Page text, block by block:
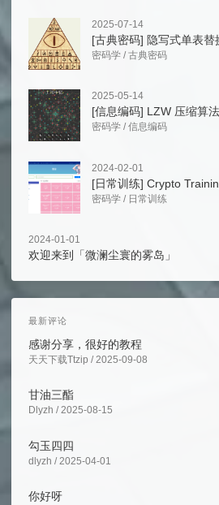
2025-07-14
[古典密码] 隐写式单表替
密码学 /古典密码
2025-05-14
[信息编码] LZW 压缩算法
密码学 /信息编码
2024-02-01
[日常训练] Crypto
密码学 / 日常训练
2024-01-01
欢迎来到「微澜尘寰的雾岛」
最新评论
感谢分享，很好的教程
天天下载Ttzip / 2025-09-08
甘油三酯
Dlyzh / 2025-08-15
勾玉四四
dlyzh / 2025-04-01
你好呀